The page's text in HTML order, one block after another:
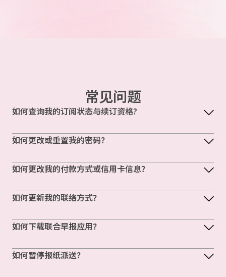
常见问题
如何查询我的订阅状态与续订资格?
如何更改或重置我的密码？
如何更改我的付款方式或信用卡信息？
如何更新我的联络方式？
如何下载联合早报应用？
如何暂停报纸派送？